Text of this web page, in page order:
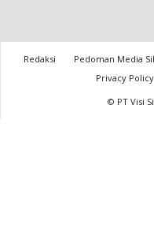
Redaksi Pedoman Media
Privacy Policy
© PT Visi